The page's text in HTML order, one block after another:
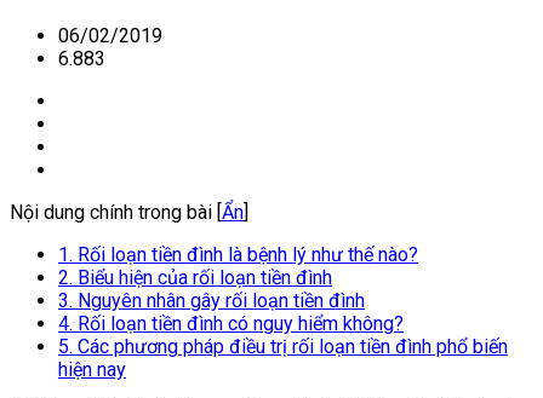
06/02/2019
6.883
Nội dung chính trong bài [Ẩn]
1. Rối loạn tiền đình là bệnh lý như thế nào?
2. Biểu hiện của rối loạn tiền đình
3. Nguyên nhân gây rối loạn tiền đình
4. Rối loạn tiền đình có nguy hiểm không?
5. Các phương pháp điều trị rối loạn tiền đình phổ biến
hiện nay